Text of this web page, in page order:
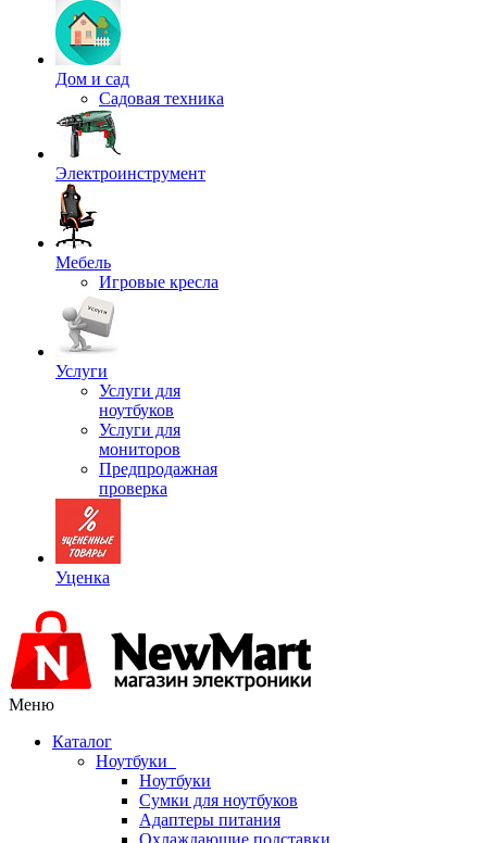
Дом и сад
Садовая техника
Электроинструмент
Мебель
Игровые кресла
Услуги
Услуги для
ноутбуков
Услуги для
мониторов
Предпродажная
проверка
Уценка
Меню
Каталог
Ноутбуки
Ноутбуки
Сумки для ноутбуков
Адаптеры питания
Охлаждающие подставки